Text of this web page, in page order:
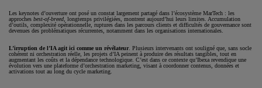
Les keynotes d’ouverture ont posé un constat largement partagé dans l’écosystème MarTech : les
approches best-of-breed , longtemps privilégiées, montrent aujourd’hui leurs limites. Accumulation
d’outils, complexité opérationnelle, ruptures dans les parcours clients et difficultés de gouvernance sont
devenues des problématiques récurrentes, notamment dans les organisations internationales.
L’irruption de l’IA agit ici comme un révélateur. Plusieurs intervenants ont souligné que, sans socle
cohérent ni orchestration réelle, les projets d’IA peinent à produire des résultats tangibles, tout en
augmentant les coûts et la dépendance technologique. C’est dans ce contexte qu’Ibexa revendique une
évolution vers une plateforme d’orchestration marketing, visant à coordonner contenus, données et
activations tout au long du cycle marketing.